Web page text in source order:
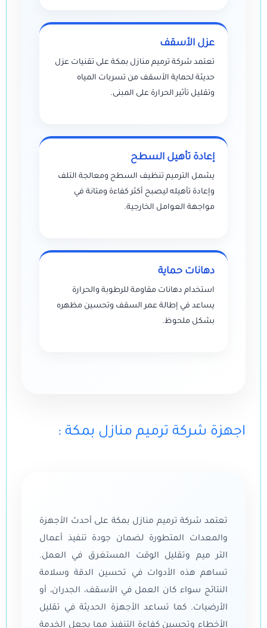
عزل الأسقف
تعتمد شركة ترميم منازل بمكة على تقنيات عزل
حديثة لحماية الأسقف من تسربات المياه
وتقليل تأثير الحرارة على المبنى.
إعادة تأهيل السطح
يشمل الترميم تنظيف السطح ومعالجة التلف
وإعادة تأهيله ليصبح أكثر كفاءة ومتانة في
مواجهة العوامل الخارجية.
دهانات حماية
استخدام دهانات مقاومة للرطوبة والحرارة
يساعد في إطالة عمر السقف وتحسين مظهره
بشكل ملحوظ.
: اجهزة شركة ترميم منازل بمكة
تعتمد شركة ترميم منازل بمكة على أحدث الأجهزة
والمعدات المتطورة لضمان جودة تنفيذ أعمال
التر ميم وتقليل الوقت المستغرق في العمل.
تساهم هذه الأدوات في تحسين الدقة وسلامة
النتائج سواء كان العمل في الأسقف، الجدران، أو
الأرضيات. كما تساعد الأجهزة الحديثة في تقليل
الأخطاء وتحسين كفاءة التنفيذ مما يجعل الخدمة